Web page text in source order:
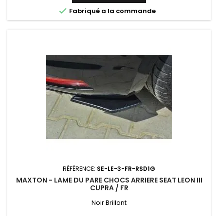
 Fabriqué a la commande
RÉFÉRENCE: SE-LE-3-FR-RSD1G
MAXTON - LAME DU PARE CHOCS ARRIERE SEAT LEON III
CUPRA / FR
Noir Brillant